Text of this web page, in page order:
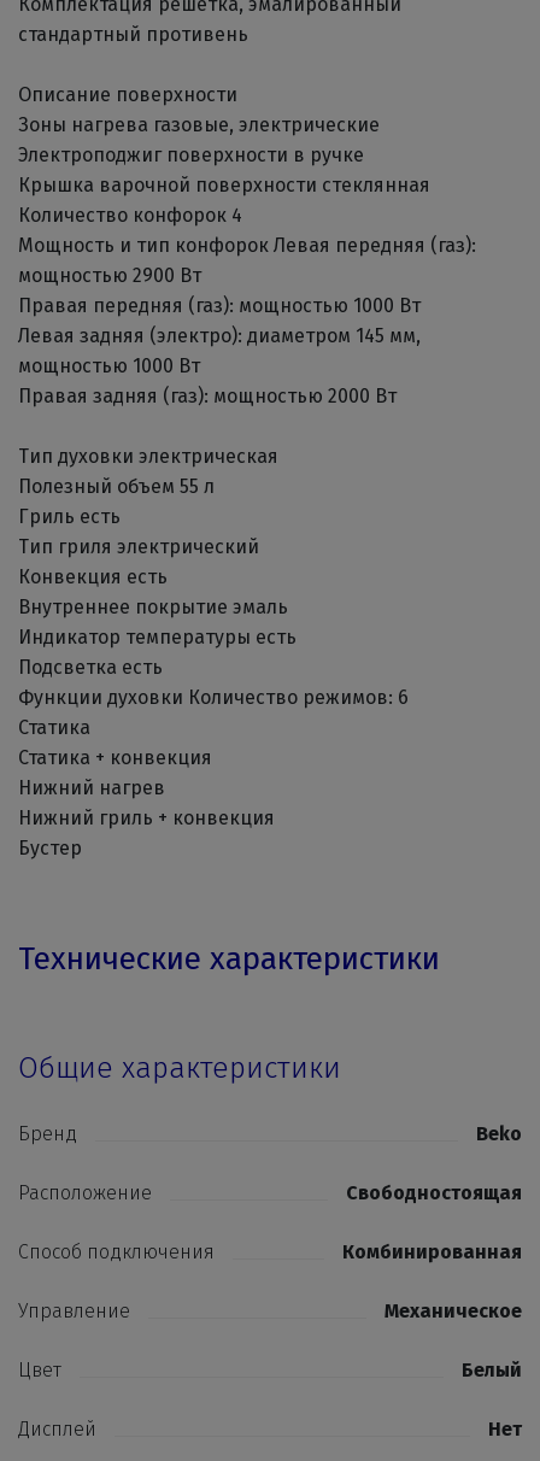
стандартный противень
Описание поверхности
Зоны нагрева газовые, электрические
Электроподжиг поверхности в ручке
Крышка варочной поверхности стеклянная
Количество конфорок 4
Мощность и тип конфорок Левая передняя (газ):
мощностью 2900 Вт
Правая передняя (газ): мощностью 1000 Вт
Левая задняя (электро): диаметром 145 мм,
мощностью 1000 Вт
Правая задняя (газ): мощностью 2000 Вт
Тип духовки электрическая
Полезный объем 55 л
Гриль есть
Тип гриля электрический
Конвекция есть
Внутреннее покрытие эмаль
Индикатор температуры есть
Подсветка есть
Функции духовки Количество режимов: 6
Статика
Статика + конвекция
Нижний нагрев
Нижний гриль + конвекция
Бустер
Технические характеристики
Общие характеристики
Бренд Beko
Расположение Свободностоящая
Способ подключения Комбинированная
Управление Механическое
Цвет Белый
Дисплей Нет